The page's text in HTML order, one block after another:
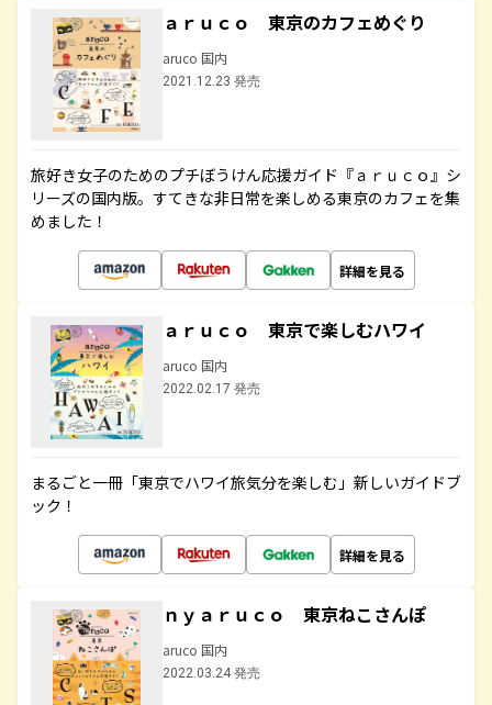
ａｒｕｃｏ 東京のカフェめぐり
aruco 国内
2021.12.23 発売
旅好き女子のためのプチぼうけん応援ガイド『ａｒｕｃｏ』シ
リーズの国内版。すてきな非日常を楽しめる東京のカフェを集
めました！
詳細を見る
ａｒｕｃｏ 東京で楽しむハワイ
aruco 国内
2022.02.17 発売
まるごと一冊「東京でハワイ旅気分を楽しむ」新しいガイドブ
ック！
詳細を見る
ｎｙａｒｕｃｏ 東京ねこさんぽ
aruco 国内
2022.03.24 発売